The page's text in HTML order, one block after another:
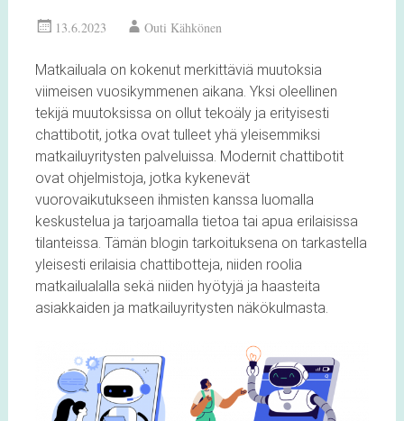
13.6.2023 Outi Kähkönen
Matkailuala on kokenut merkittäviä muutoksia
viimeisen vuosikymmenen aikana. Yksi oleellinen
tekijä muutoksissa on ollut tekoäly ja erityisesti
chattibotit, jotka ovat tulleet yhä yleisemmiksi
matkailuyritysten palveluissa. Modernit chattibotit
ovat ohjelmistoja, jotka kykenevät
vuorovaikutukseen ihmisten kanssa luomalla
keskustelua ja tarjoamalla tietoa tai apua erilaisissa
tilanteissa. Tämän blogin tarkoituksena on tarkastella
yleisesti erilaisia chattibotteja, niiden roolia
matkailualalla sekä niiden hyötyjä ja haasteita
asiakkaiden ja matkailuyritysten näkökulmasta.